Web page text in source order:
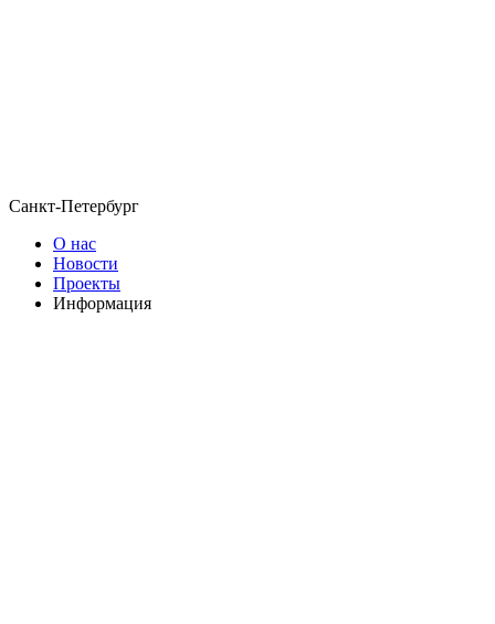
Санкт-Петербург
О нас
Новости
Проекты
Информация